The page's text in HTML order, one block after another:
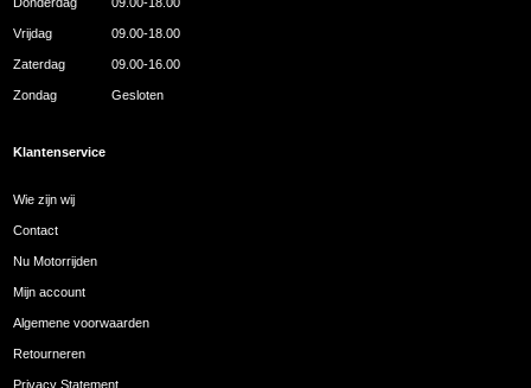
Vrijdag 09.00-18.00
Zaterdag 09.00-16.00
Zondag Gesloten
Klantenservice
Wie zijn wij
Contact
Nu Motorrijden
Mijn account
Algemene voorwaarden
Retourneren
Privacy Statement